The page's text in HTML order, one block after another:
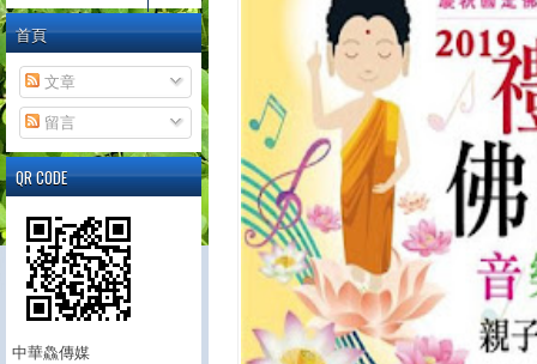
首頁
文章
留言
QR CODE
中華鱻傳媒